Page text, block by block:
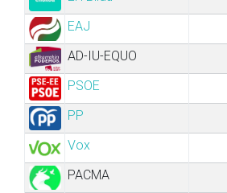
EAJ
AD-IU-EQUO
PSOE
PP
Vox
PACMA